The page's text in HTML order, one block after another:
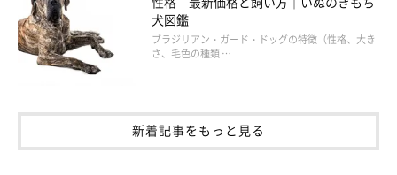
犬図鑑
ブラジリアン・ガード・ドッグの特徴（性格、大き
さ、毛色の種類 …
新着記事をもっと見る